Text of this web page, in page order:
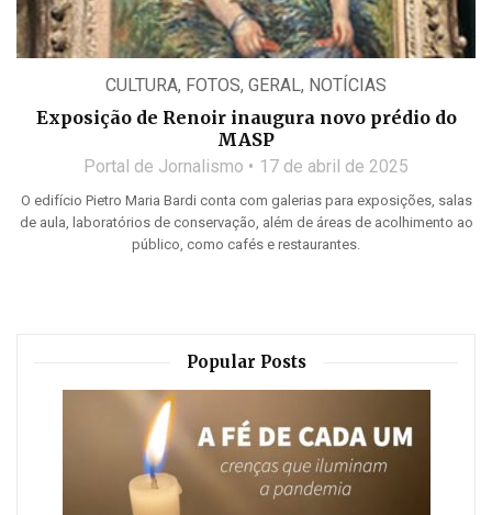
CULTURA, FOTOS, GERAL, NOTÍCIAS
Exposição de Renoir inaugura novo prédio do
MASP
Portal de Jornalismo 17 de abril de 2025
O edifício Pietro Maria Bardi conta com galerias para exposições, salas
de aula, laboratórios de conservação, além de áreas de acolhimento ao
público, como cafés e restaurantes.
Popular Posts